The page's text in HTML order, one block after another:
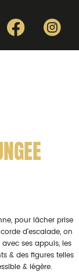
pour lâcher prise
d'escalade, on
ses appuis, les
& des figures telles
& légère.